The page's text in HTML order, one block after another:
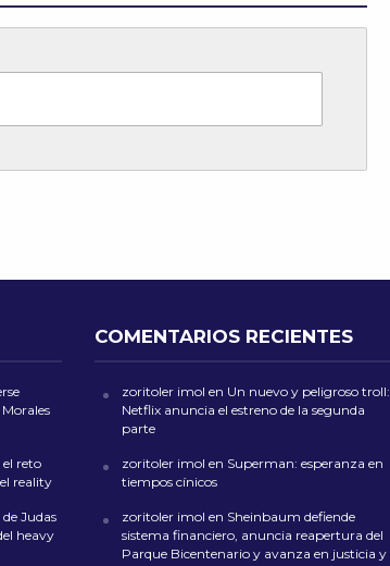
el reto
reality
Judas
heavy
COMENTARIOS RECIENTES
zoritoler imol en Un nuevo y peligroso troll:
Netflix anuncia el estreno de la segunda
parte
zoritoler imol en Superman: esperanza en
tiempos cínicos
zoritoler imol en Sheinbaum defiende
sistema financiero, anuncia reapertura del
Parque Bicentenario y avanza en justicia y